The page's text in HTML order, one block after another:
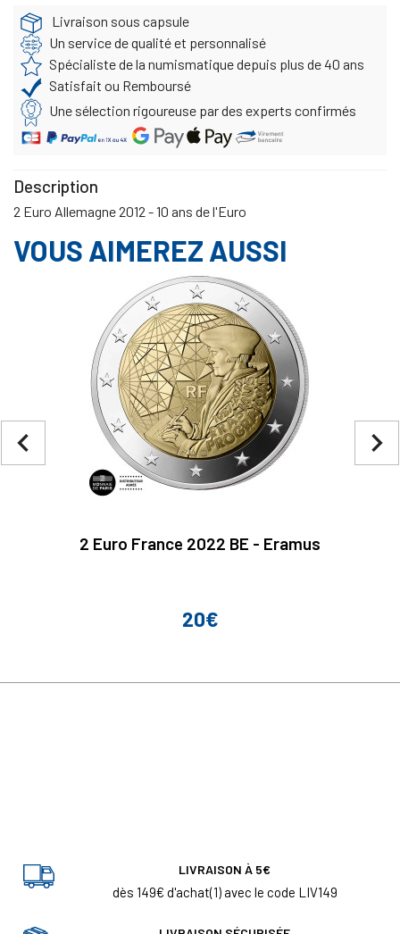
Livraison sous capsule
Un service de qualité et personnalisé
Spécialiste de la numismatique depuis plus de 40 ans
Satisfait ou Remboursé
Une sélection rigoureuse par des experts confirmés
Description
2 Euro Allemagne 2012 - 10 ans de l'Euro
VOUS AIMEREZ AUSSI
2 Euro France 2022 BE - Eramus
Prix
20€
navigate_next
navigate_before
LIVRAISON À 5€
dès 149€ d'achat(1) avec le code LIV149